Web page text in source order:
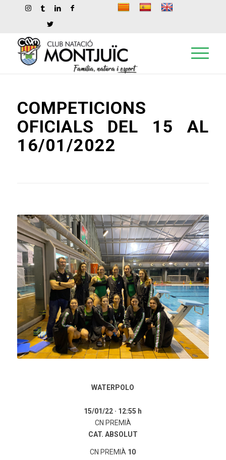
COMPETICIONS
OFICIALS DEL 15 AL
16/01/2022
WATERPOLO
15/01/22 · 12:55 h
CN PREMIÀ
CAT. ABSOLUT
CN PREMIÀ 10